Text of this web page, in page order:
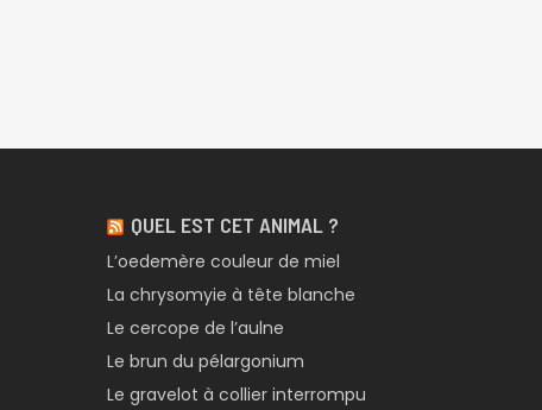
QUEL EST CET ANIMAL ?
L’oedemère couleur de miel
La chrysomyie à tête blanche
Le cercope de l’aulne
Le brun du pélargonium
Le gravelot à collier interrompu